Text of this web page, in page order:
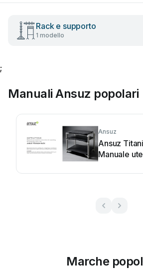
Rack e supporto
1 modello
;
Manuali Ansuz popolari
Ansuz
Ansuz
Manuale
Marche